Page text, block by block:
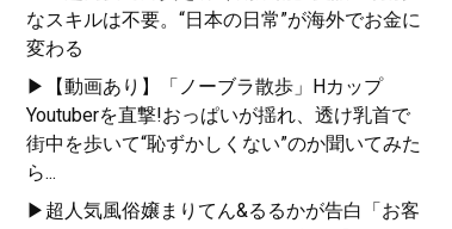
なスキルは不要。“日本の日常”が海外でお金に
変わる
▶【動画あり】「ノーブラ散歩」Hカップ
Youtuberを直撃!おっぱいが揺れ、透け乳首で
街中を歩いて“恥ずかしくない”のか聞いてみた
ら...
▶超人気風俗嬢まりてん&るるかが告白「お客